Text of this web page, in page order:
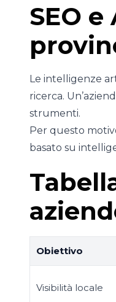
SEO
Le intelligenze
ricerca.
strumenti.
Per questo
basato su
Obiettivo
Visibilità locale